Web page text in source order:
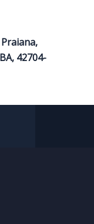
Praiana,
42704-